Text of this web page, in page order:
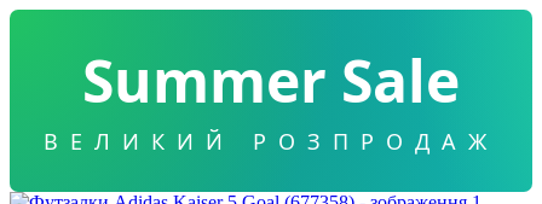
Summer Sale
ВЕЛИКИЙ РОЗПРОДАЖ